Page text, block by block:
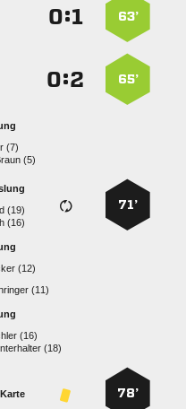
63’
:
65’
:


71’





78’